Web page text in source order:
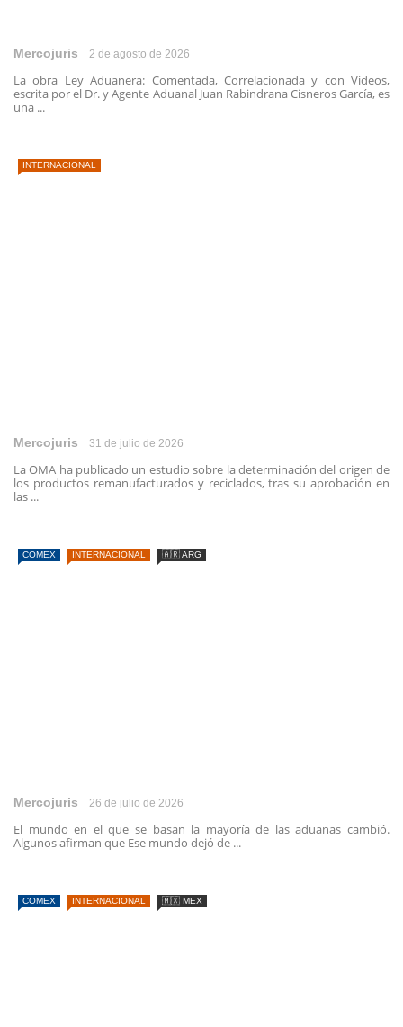
Mercojuris 2 de agosto de 2026
La obra Ley Aduanera: Comentada, Correlacionada y con Videos,
escrita por el Dr. y Agente Aduanal Juan Rabindrana Cisneros García, es
una ...
INTERNACIONAL
Mercojuris 31 de julio de 2026
La OMA ha publicado un estudio sobre la determinación del origen de
los productos remanufacturados y reciclados, tras su aprobación en
las ...
COMEX INTERNACIONAL 🇦🇷 ARG
Mercojuris 26 de julio de 2026
El mundo en el que se basan la mayoría de las aduanas cambió.
Algunos afirman que Ese mundo dejó de ...
COMEX INTERNACIONAL 🇲🇽 MEX